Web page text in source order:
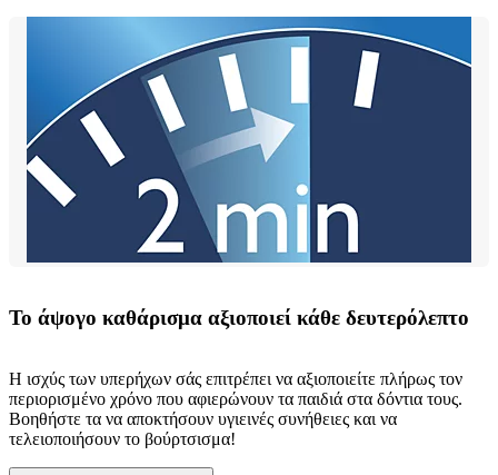
Το άψογο καθάρισμα αξιοποιεί κάθε δευτερόλεπτο
Η ισχύς των υπερήχων σάς επιτρέπει να αξιοποιείτε πλήρως τον
περιορισμένο χρόνο που αφιερώνουν τα παιδιά στα δόντια τους.
Βοηθήστε τα να αποκτήσουν υγιεινές συνήθειες και να
τελειοποιήσουν το βούρτσισμα!